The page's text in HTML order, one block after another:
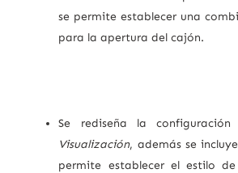
se permite establecer una
para la apertura del cajón.
Se rediseña la
Visualización, además se
permite establecer el estilo